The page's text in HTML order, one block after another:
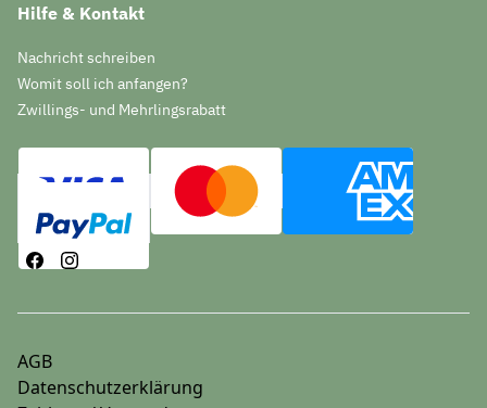
Hilfe & Kontakt
Nachricht schreiben
Womit soll ich anfangen?
Zwillings- und Mehrlingsrabatt
AGB
Datenschutzerklärung